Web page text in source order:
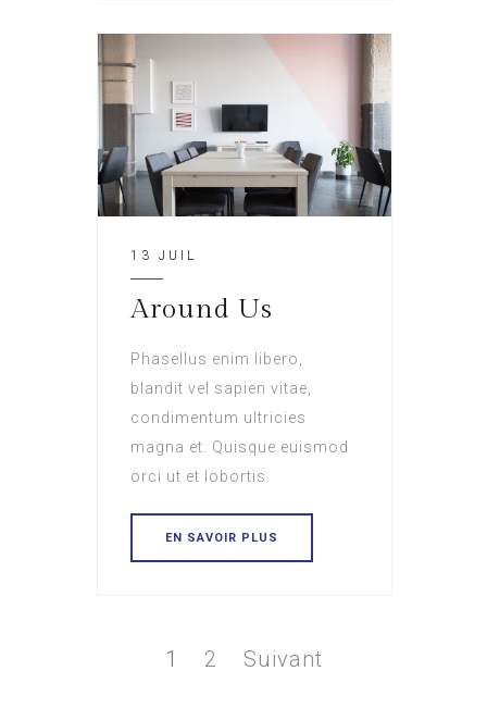
13 JUIL
Around Us
Phasellus enim libero,
blandit vel sapien vitae,
condimentum ultricies
magna et. Quisque euismod
orci ut et lobortis.
EN SAVOIR PLUS
Page
1 Page
2 Suivant